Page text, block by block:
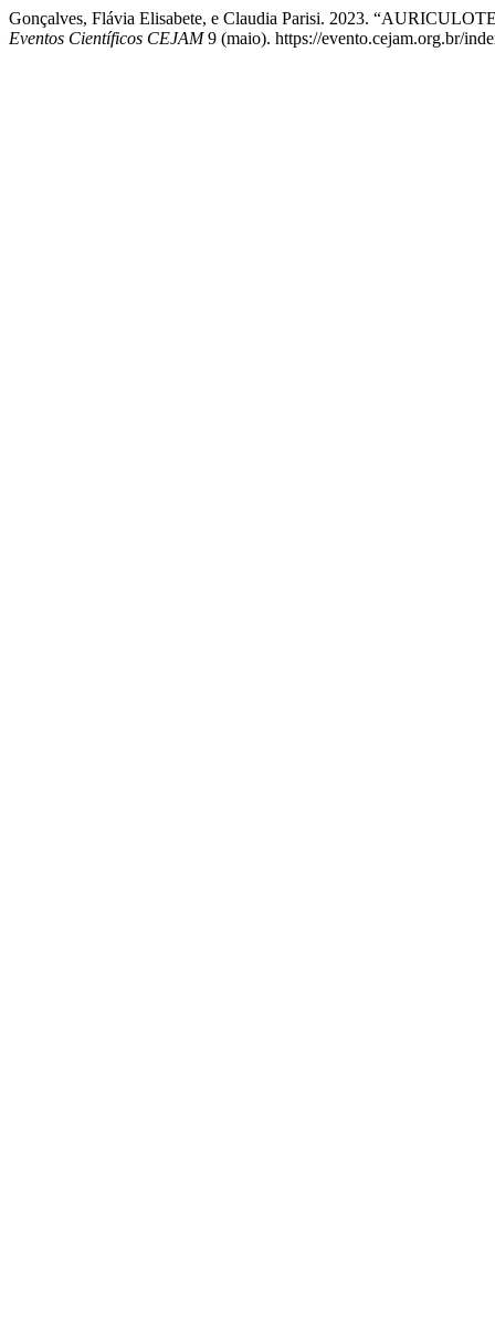
Gonçalves, Flávia Elisabete, e Claudia Parisi. 2023.
Eventos Científicos CEJAM9 (maio). https://evento.cejam.org.br/